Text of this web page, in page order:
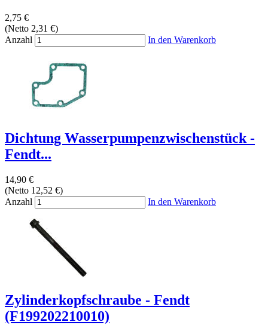
2,75 €
(Netto 2,31 €)
Anzahl
In den Warenkorb
Dichtung Wasserpumpenzwischenstück -
Fendt...
14,90 €
(Netto 12,52 €)
Anzahl
In den Warenkorb
Zylinderkopfschraube - Fendt
(F199202210010)